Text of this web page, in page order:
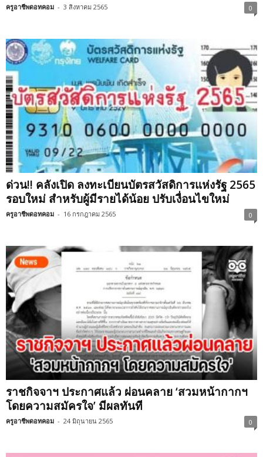
ครูอาชีพดอทคอม - 3 สิงหาคม 2565 0
ด่วน!! คลังเปิด ลงทะเบียนบัตรสวัสดิการแห่งรัฐ 2565
รอบใหม่ สำหรับผู้มีรายได้น้อย ปรับเงื่อนไขใหม่
ครูอาชีพดอทคอม - 16 กรกฎาคม 2565 0
ราชกิจจาฯ ประกาศแล้ว ผ่อนคลาย ‘สวมหน้ากากฯ
โดยความสมัครใจ’ มีผลทันที
ครูอาชีพดอทคอม - 24 มิถุนายน 2565 0